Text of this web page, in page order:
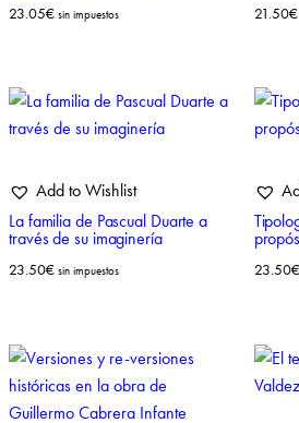
23.05€ sin impuestos 21.50€
Add to Wishlist
La familia de Pascual Duarte a
través de su imaginería
23.50€ sin impuestos 23.50€